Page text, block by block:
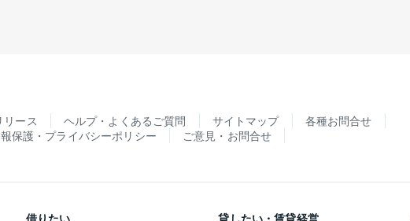
リース ヘルプ・よくあるご質問 サイトマップ
各種お問合せ
保護・プライバシーポリシー ご意見・お問合せ
借りたい 貸したい・賃貸経営